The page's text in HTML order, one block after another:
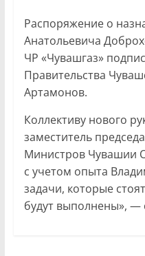
Распоряжение о
Анатольевича
ЧР «Чувашгаз»
Правительства
Артамонов.
Коллективу нового
заместитель
Министров Чувашии
с учетом опыта
задачи, которые
будут выполнены», —